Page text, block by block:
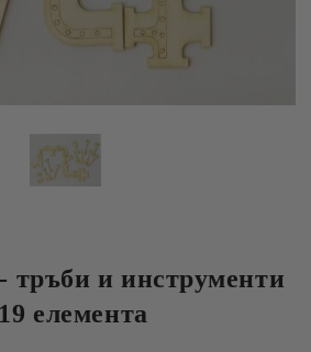
и инструменти
елемента